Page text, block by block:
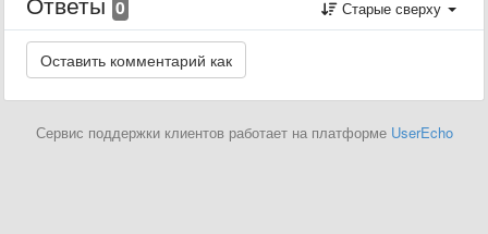
0 Старые сверху
Сервис поддержки клиентов работает на платформе UserEcho